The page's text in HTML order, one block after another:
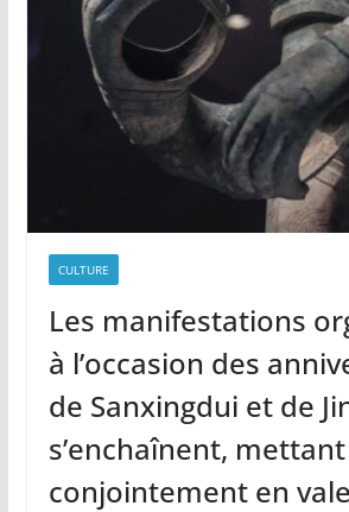
CULTURE
Les manifestations
à l’occasion des
de Sanxingdui et de
s’enchaînent, mettant
conjointement en